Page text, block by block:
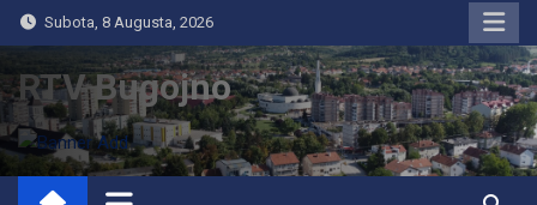
Subota, 8 Augusta, 2026
RTV Bugojno